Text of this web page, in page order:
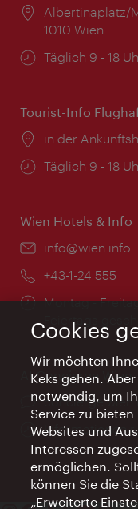
Ort:
Albertinaplatz/
1010 Wien
Öffnungszeiten:
Täglich 9 - 18
Tourist-Info
Ort:
in der
Öffnungszeiten:
Täglich 9 - 18
Wien Hotels & Info
Email:
info@wien.info
Telefon:
+43-1-24 555
Öffnungszeiten:
Montag -
Feiertags
AI Concierge Wien
Ort:
Öffnungszeiten:
Informationen
Cookies
Wir möchten
Keks gehen.
notwendig, um
Service zu
Websites und
Interessen
ermöglichen.
können Sie die
„Erweiterte